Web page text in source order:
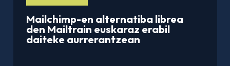
Mailchimp-en alternatiba librea
den Mailtrain euskaraz erabil
daiteke aurrerantzean